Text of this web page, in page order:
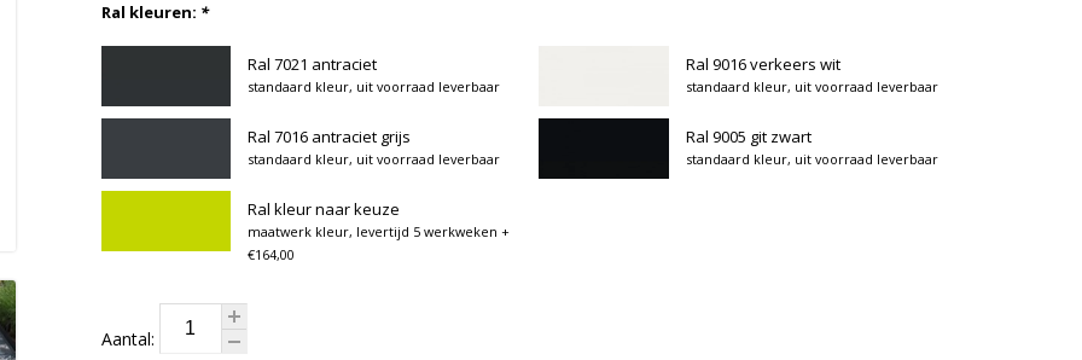
Ral kleuren: *
Ral 7021 antraciet
standaard kleur, uit voorraad leverbaar
Ral 9016 verkeers wit
standaard kleur, uit voorraad leverbaar
Ral 7016 antraciet grijs
standaard kleur, uit voorraad leverbaar
Ral 9005 git zwart
standaard kleur, uit voorraad leverbaar
Ral kleur naar keuze
maatwerk kleur, levertijd 5 werkweken +
€164,00
Aantal: